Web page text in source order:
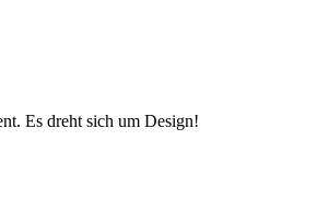
Es dreht sich um Design!